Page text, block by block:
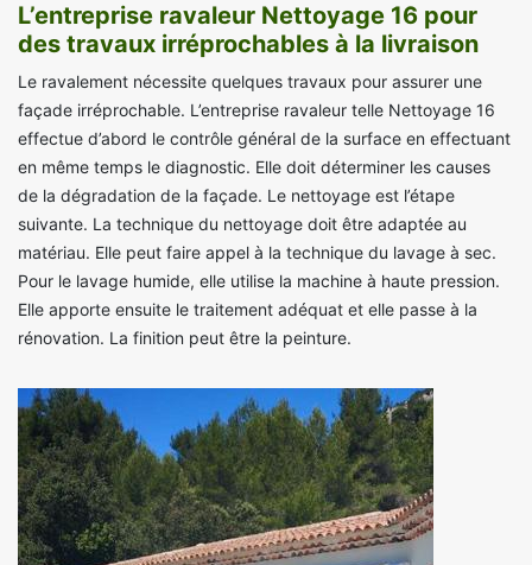
L’entreprise ravaleur Nettoyage 16 pour
des travaux irréprochables à la livraison
Le ravalement nécessite quelques travaux pour assurer une
façade irréprochable. L’entreprise ravaleur telle Nettoyage 16
effectue d’abord le contrôle général de la surface en effectuant
en même temps le diagnostic. Elle doit déterminer les causes
de la dégradation de la façade. Le nettoyage est l’étape
suivante. La technique du nettoyage doit être adaptée au
matériau. Elle peut faire appel à la technique du lavage à sec.
Pour le lavage humide, elle utilise la machine à haute pression.
Elle apporte ensuite le traitement adéquat et elle passe à la
rénovation. La finition peut être la peinture.